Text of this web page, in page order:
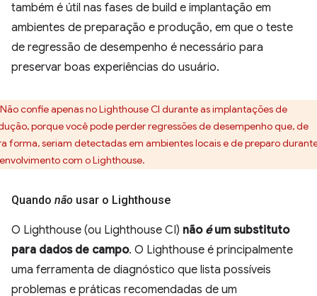
também é útil nas fases de build e implantação em
ambientes de preparação e produção, em que o teste
de regressão de desempenho é necessário para
preservar boas experiências do usuário.
Não confie apenas no Lighthouse CI durante as implantações de
porque você pode perder regressões de desempenho que, de
forma, seriam detectadas em ambientes locais e de preparo
com o Lighthouse.
Quando não usar o Lighthouse
O Lighthouse (ou Lighthouse CI) não éum substituto
para dados de campo. O Lighthouse é principalmente
uma ferramenta de diagnóstico que lista possíveis
problemas e práticas recomendadas de um